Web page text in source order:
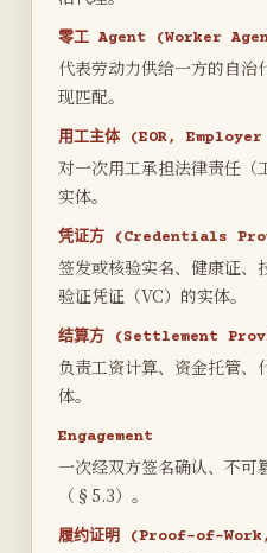
零工 Agent (Worker
代表劳动力供给一方的自治
现匹配。
用工主体 (EOR,
对一次用工承担法律责任（
实体。
凭证方 (Credentials
签发或核验实名、健康证、
验证凭证（VC）的实体。
结算方 (Settlement
负责工资计算、资金托管、
体。
Engagement
一次经双方签名确认、不可
（§5.3）。
履约证明 (Proof-of-